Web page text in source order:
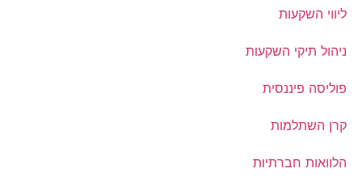
ליווי השקעות
ניהול תיקי השקעות
פוליסה פיננסית
קרן השתלמות
הלוואות חברתיות